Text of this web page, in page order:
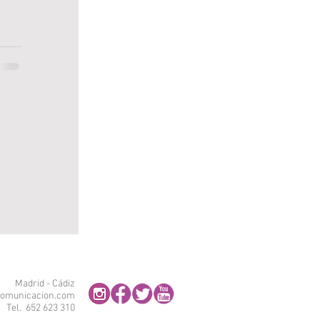
Madrid - Cádiz
Tel. 652 623 310